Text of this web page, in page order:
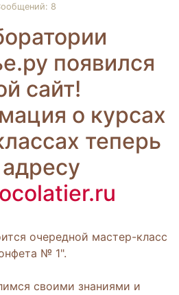
8
появился
сайт!
о курсах
теперь
очередной мастер-класс
№ 1".
своими знаниями и